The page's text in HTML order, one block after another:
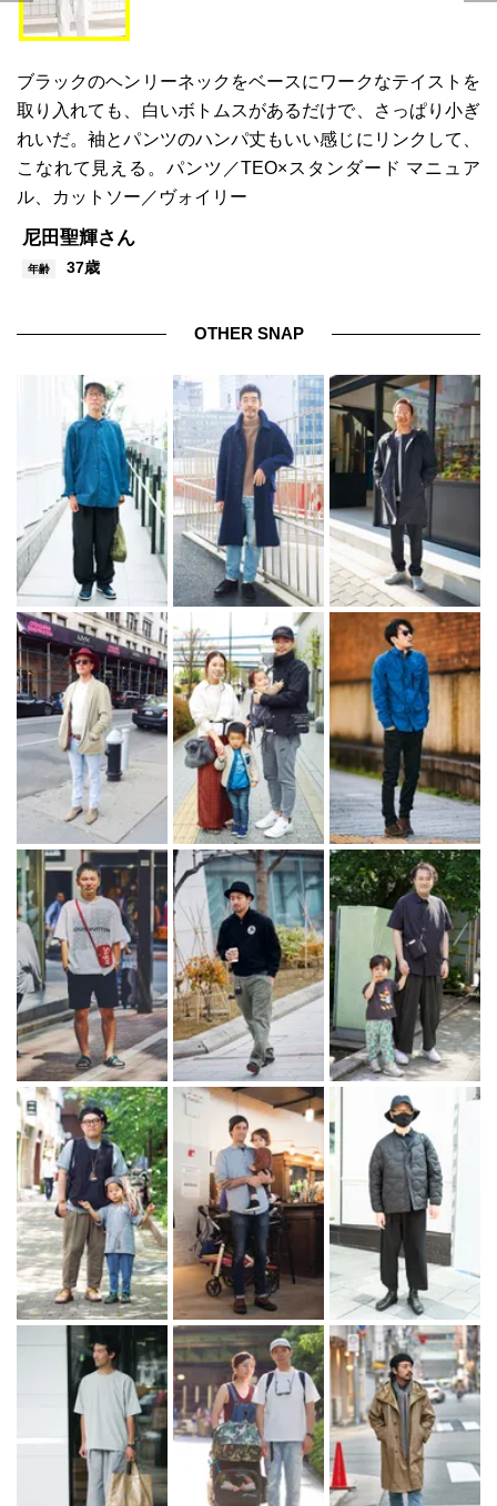
ブラックのヘンリーネックをベースにワークなテイストを
取り入れても、白いボトムスがあるだけで、さっぱり小ぎ
れいだ。袖とパンツのハンパ丈もいい感じにリンクして、
こなれて見える。パンツ／TEO×スタンダード マニュア
ル、カットソー／ヴォイリー
尼田聖輝さん
年齢 37歳
OTHER SNAP